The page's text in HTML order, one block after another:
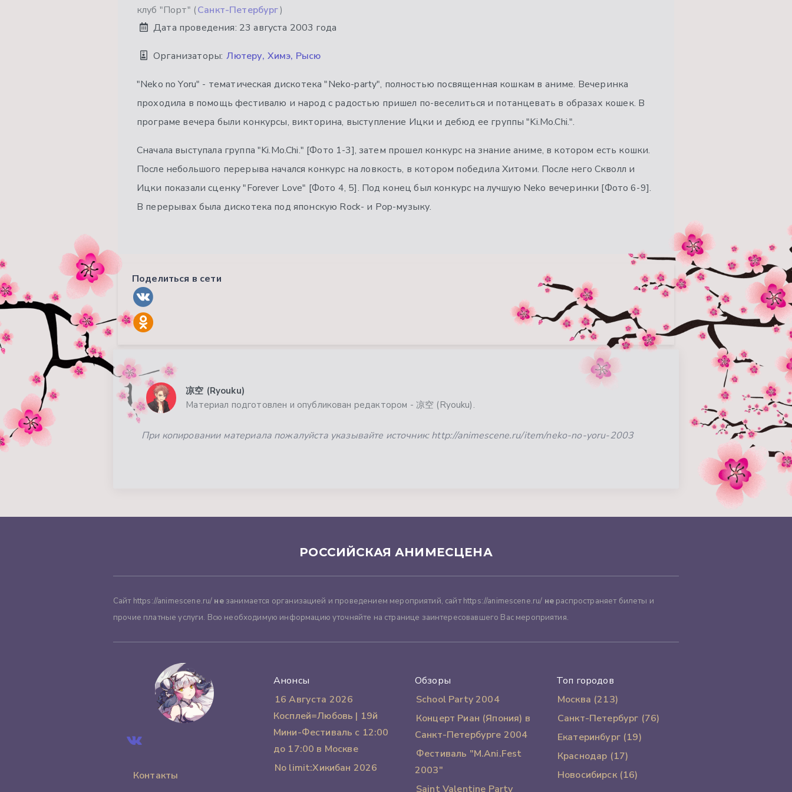
клуб "Порт" (Санкт-Петербург)
Дата проведения: 23 августа 2003 года
Организаторы: Лютеру, Химэ, Рысю
"Neko no Yoru" - тематическая дискотека "Neko-party", полностью посвященная кошкам в аниме. Вечеринка
проходила в помощь фестивалю и народ с радостью пришел по-веселиться и потанцевать в образах кошек. В
програме вечера были конкурсы, викторина, выступление Ицки и дебюд ее группы "Ki.Mo.Chi.".
Сначала выступала группа "Ki.Mo.Chi." [Фото 1-3], затем прошел конкурс на знание аниме, в котором есть кошки.
После небольшого перерыва начался конкурс на ловкость, в котором победила Хитоми. После него Скволл и
Ицки показали сценку "Forever Love" [Фото 4, 5]. Под конец был конкурс на лучшую Neko вечеринки [Фото 6-9].
В перерывах была дискотека под японскую Rock- и Pop-музыку.
Поделиться в сети
凉空 (Ryouku)
Материал подготовлен и опубликован редактором - 凉空 (Ryouku).
При копировании материала пожалуйста указывайте источник: http://animescene.ru/item/neko-no-yoru-2003
РОССИЙСКАЯ АНИМЕСЦЕНА
Сайт https://animescene.ru/ незанимается организацией и проведением мероприятий, сайт https://animescene.ru/ нераспространяет билеты и
прочие платные услуги. Всю необходимую информацию уточняйте на странице заинтересовавшего Вас мероприятия.
Контакты
Анонсы
16 Августа 2026
Косплей=Любовь | 19й
Мини-Фестиваль с 12:00
до 17:00 в Москве
No limit:Хикибан 2026
Обзоры
School Party 2004
Концерт Риан (Япония) в
Санкт-Петербурге 2004
Фестиваль "M.Ani.Fest
2003"
Saint Valentine Party
Топ городов
Москва (213)
Санкт-Петербург (76)
Екатеринбург (19)
Краснодар (17)
Новосибирск (16)